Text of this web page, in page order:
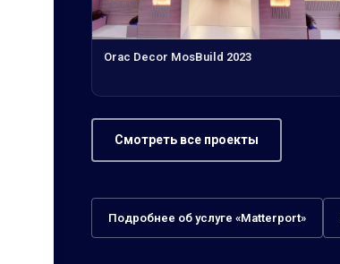
Orac Decor MosBuild 2023
Смотреть все проекты
Подробнее об услуге «Matterport»